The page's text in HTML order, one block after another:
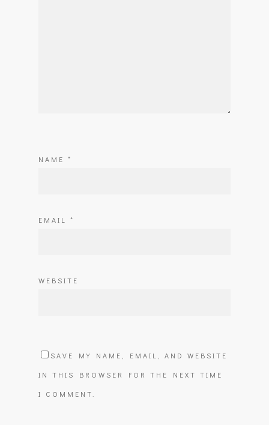
NAME *
EMAIL *
WEBSITE
SAVE MY NAME, EMAIL, AND WEBSITE
IN THIS BROWSER FOR THE NEXT TIME
I COMMENT.